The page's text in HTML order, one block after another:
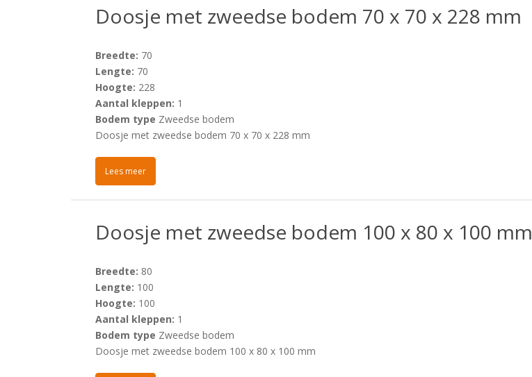
Doosje met zweedse bodem 70 x 70 x 228 mm
Breedte: 70
Lengte: 70
Hoogte: 228
Aantal kleppen: 1
Bodem type Zweedse bodem
Doosje met zweedse bodem 70 x 70 x 228 mm
Lees meer
Doosje met zweedse bodem 100 x 80 x 100 mm
Breedte: 80
Lengte: 100
Hoogte: 100
Aantal kleppen: 1
Bodem type Zweedse bodem
Doosje met zweedse bodem 100 x 80 x 100 mm